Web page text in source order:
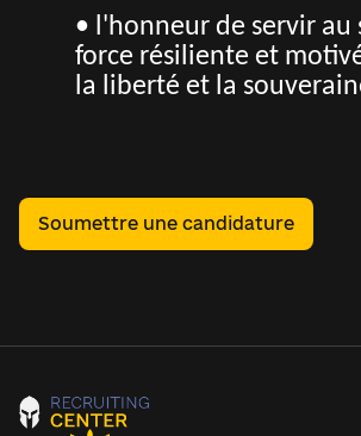
• l'honneur de servir au
force résiliente et
la liberté et la
Soumettre une candidature